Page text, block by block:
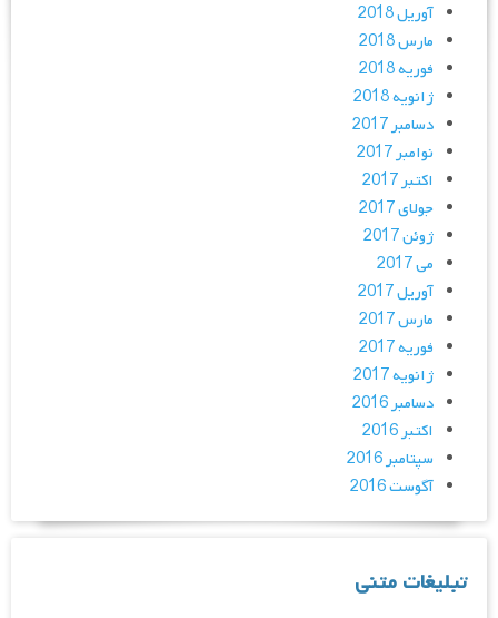
آوریل 2018
مارس 2018
فوریه 2018
ژانویه 2018
دسامبر 2017
نوامبر 2017
اکتبر 2017
جولای 2017
ژوئن 2017
می 2017
آوریل 2017
مارس 2017
فوریه 2017
ژانویه 2017
دسامبر 2016
اکتبر 2016
سپتامبر 2016
آگوست 2016
تبلیغات متنی